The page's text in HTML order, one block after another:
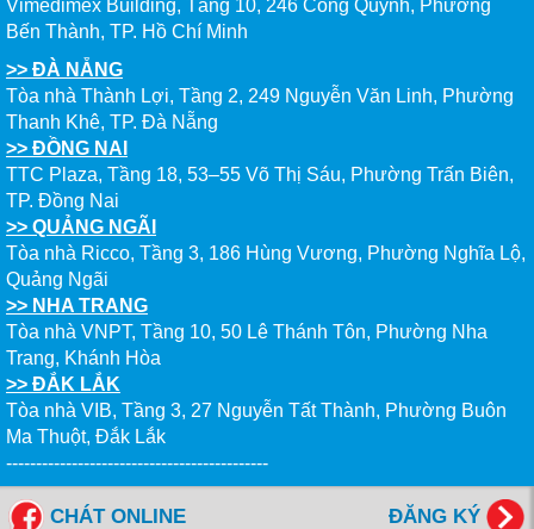
Vimedimex Building, Tầng 10, 246 Cống Quỳnh, Phường
Bến Thành, TP. Hồ Chí Minh
>> ĐÀ NẴNG
Tòa nhà Thành Lợi, Tầng 2, 249 Nguyễn Văn Linh, Phường
Thanh Khê, TP. Đà Nẵng
>> ĐỒNG NAI
TTC Plaza, Tầng 18, 53–55 Võ Thị Sáu, Phường Trấn Biên,
TP. Đồng Nai
>> QUẢNG NGÃI
Tòa nhà Ricco, Tầng 3, 186 Hùng Vương, Phường Nghĩa Lộ,
Quảng Ngãi
>> NHA TRANG
Tòa nhà VNPT, Tầng 10, 50 Lê Thánh Tôn, Phường Nha
Trang, Khánh Hòa
>> ĐẮK LẮK
Tòa nhà VIB, Tầng 3, 27 Nguyễn Tất Thành, Phường Buôn
Ma Thuột, Đắk Lắk
--------------------------------------------
Tổng đài miễn cước: 1800 6577 ĐĂNG KÝ
CHÁT ONLINE